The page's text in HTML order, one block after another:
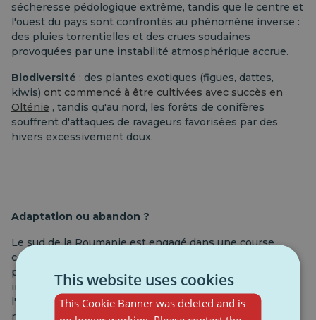
sécheresse pédologique extrême, tandis que le centre et
l'ouest du pays sont confrontés au phénomène inverse :
des pluies torrentielles et des crues soudaines
provoquées par une instabilité atmosphérique accrue.
Biodiversité : des plantes exotiques (figues, dattes,
kiwis) ont commencé à être cultivées avec succès en
Olténie , tandis qu'au nord, les forêts de conifères
souffrent d'attaques de ravageurs favorisées par des
hivers excessivement doux.
Adaptation ou abandon ?
Le sud de la Roumanie est engagé dans une course
contre la montre. Si le reste du pays doit gérer les
phénomènes météorologiques extrêmes (tempêtes,
inondations), dans le sud, il s'agit de la survie même de
l'agriculture et des communautés rurales. Sans un
reboisement massif (la Barrière Verte du Sud) et une
This website uses cookies
This Cookie Banner was deleted and is